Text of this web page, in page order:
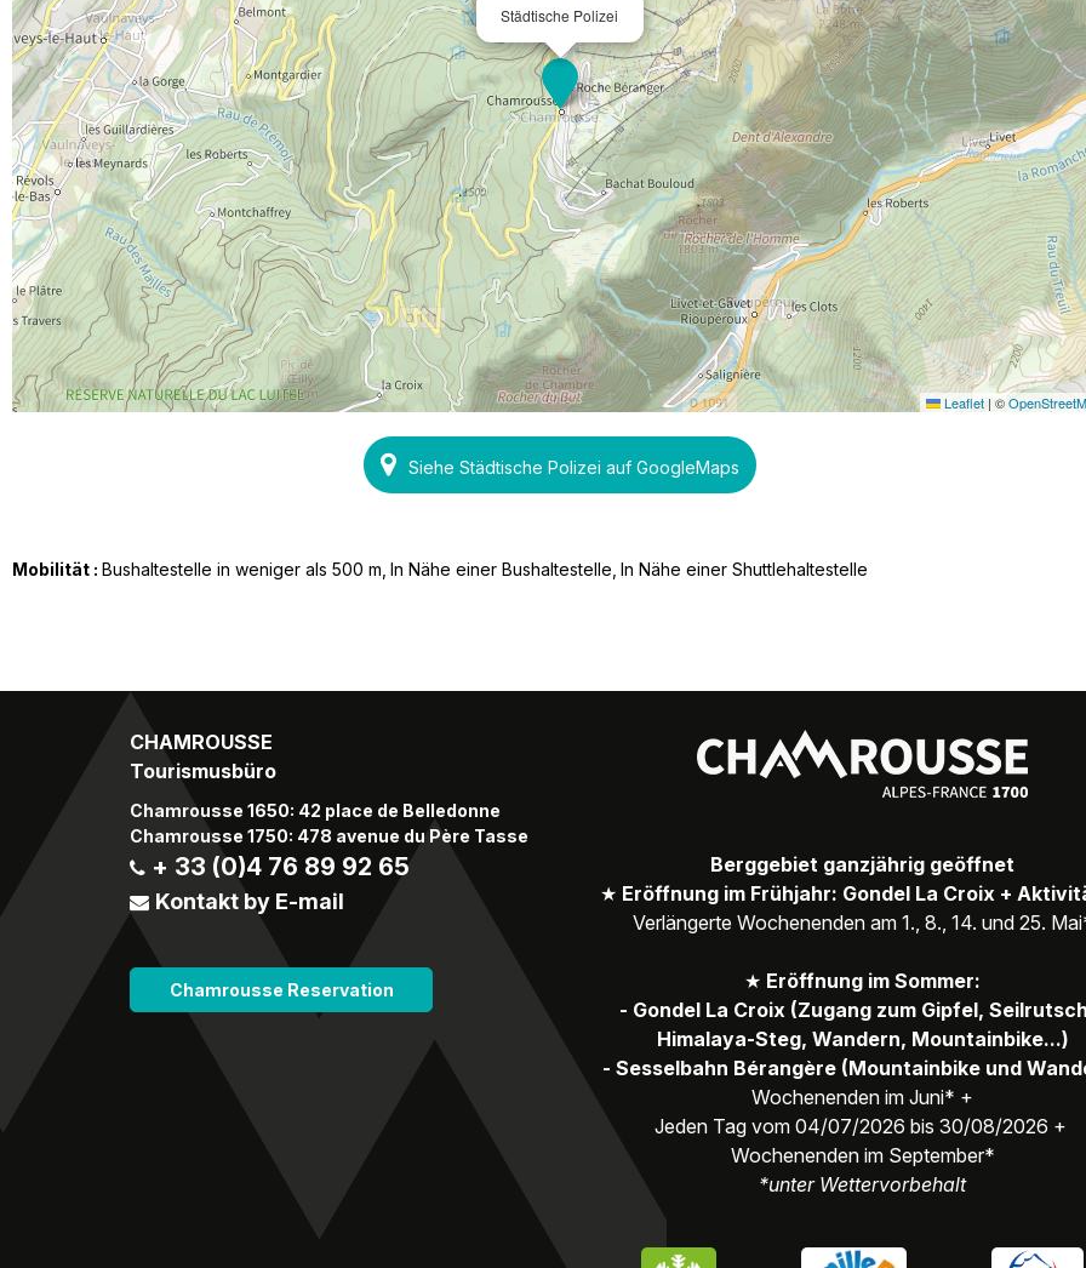
Städtische Polizei
Leaflet| ©
Siehe Städtische Polizei auf GoogleMaps
Mobilität : Bushaltestelle in weniger als 500 m In Nähe einer Bushaltestelle In Nähe einer Shuttlehaltestelle
CHAMROUSSE
Tourismusbüro
Chamrousse 1650: 42 place de Belledonne
Chamrousse 1750: 478 avenue du Père Tasse
+ 33 (0)4 76 89 92 65
Kontakt by E-mail
Chamrousse Reservation
Berggebiet ganzjährig geöffnet
★ Eröffnung im Frühjahr: Gondel La Croix +
Verlängerte Wochenenden am 1., 8., 14. und 25.
★ Eröffnung im Sommer:
- Gondel La Croix (Zugang zum Gipfel,
Himalaya-Steg, Wandern, Mountainbike...)
- Sesselbahn Bérangère (Mountainbike und
Wochenenden im Juni* +
Jeden Tag vom 04/07/2026 bis 30/08/2026 +
Wochenenden im September*
*unter Wettervorbehalt